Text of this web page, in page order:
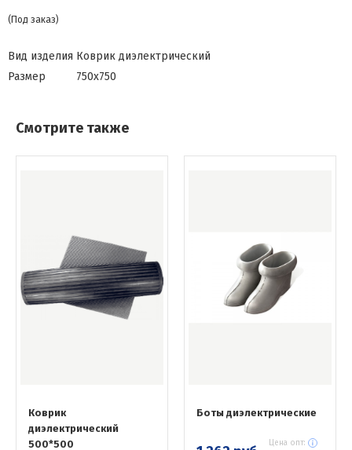
(Под заказ)
Вид изделия Коврик диэлектрический
Размер
750х750
Смотрите также
Коврик
диэлектрический
500*500
Боты диэлектрические
Цена опт: